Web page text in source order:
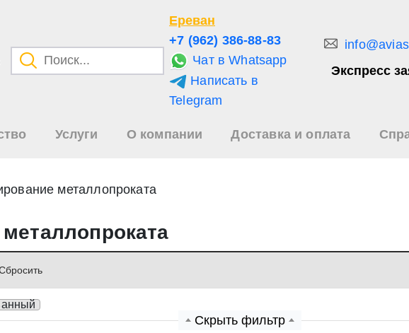
Ереван
+7 (962) 386-88-83
Чат в Whatsapp
Написать в
Telegram
Экспресс
Услуги О компании Доставка и оплата
металлопроката
Скрыть фильтр